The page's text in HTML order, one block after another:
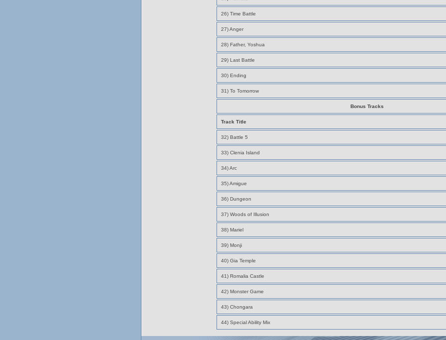
26) Time Battle
27) Anger
28) Father, Yoshua
29) Last Battle
30) Ending
31) To Tomorrow
Bonus Tracks
Track Title
32) Battle 5
33) Clenia Island
34) Arc
35) Amigue
36) Dungeon
37) Woods of Illusion
38) Mariel
39) Monji
40) Gia Temple
41) Romalia Castle
42) Monster Game
43) Chongara
44) Special Ability Mix